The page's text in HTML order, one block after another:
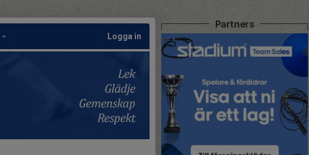
Logga in
Partners